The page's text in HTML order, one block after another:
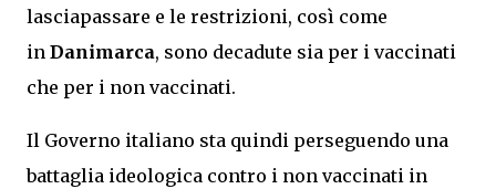
lasciapassare e le restrizioni, così come
in Danimarca, sono decadute sia per i vaccinati
che per i non vaccinati.
Il Governo italiano sta quindi perseguendo una
battaglia ideologica contro i non vaccinati in